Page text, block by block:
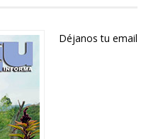
Déjanos tu email